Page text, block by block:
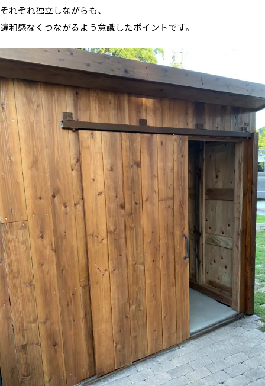
それぞれ独立しながらも、
違和感なくつながるよう意識したポイントです。